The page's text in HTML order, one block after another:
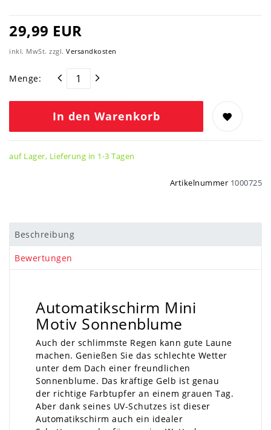
29,99 EUR
inkl. MwSt. zzgl. Versandkosten
Menge:
In den Warenkorb
auf Lager, Lieferung in 1-3 Tagen
Artikelnummer 1000725
Beschreibung
Bewertungen
Automatikschirm Mini
Motiv Sonnenblume
Auch der schlimmste Regen kann gute Laune
machen. Genießen Sie das schlechte Wetter
unter dem Dach einer freundlichen
Sonnenblume. Das kräftige Gelb ist genau
der richtige Farbtupfer an einem grauen Tag.
Aber dank seines UV-Schutzes ist dieser
Automatikschirm auch ein idealer